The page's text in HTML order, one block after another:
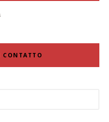
CONTATTO